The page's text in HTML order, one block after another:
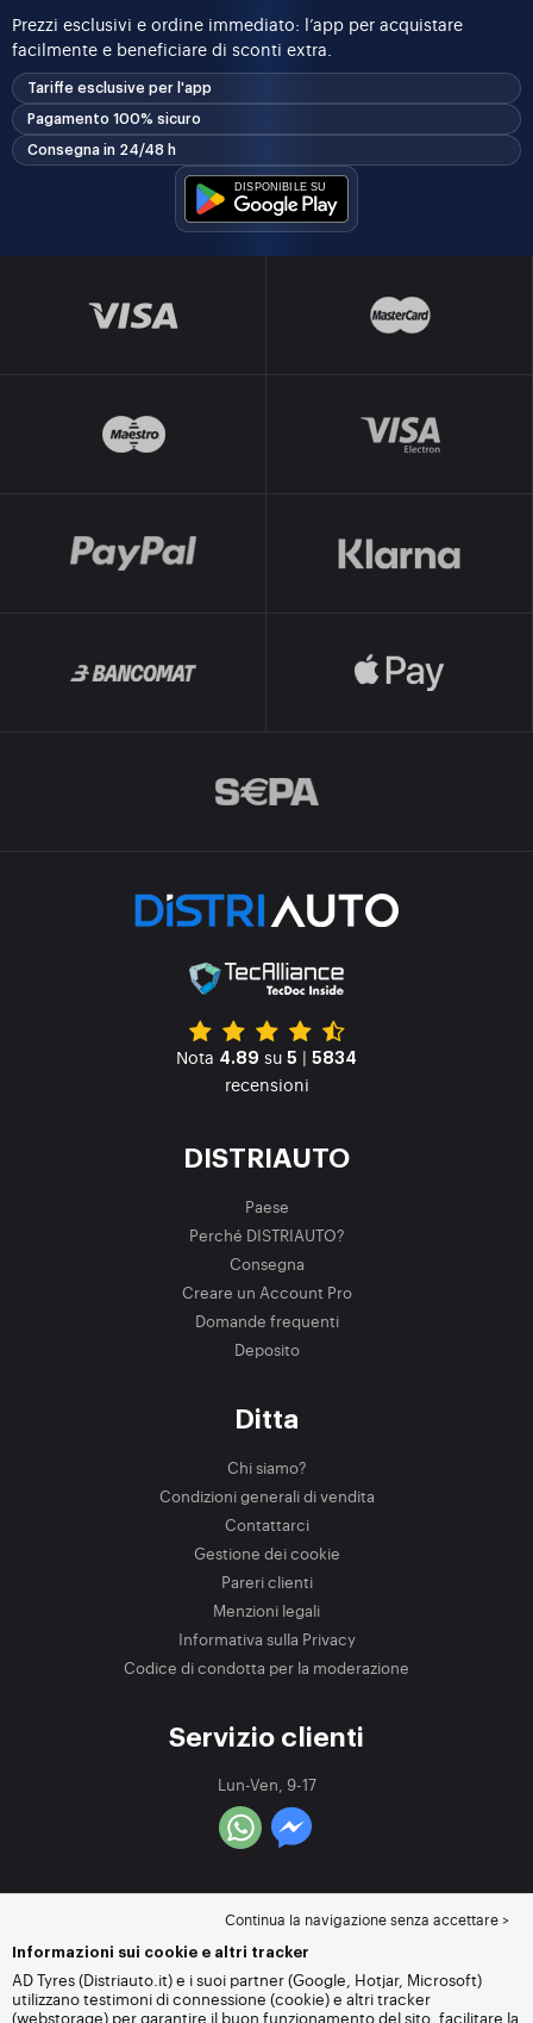
Prezzi esclusivi e ordine immediato: l’app per acquistare
facilmente e beneficiare di sconti extra.
Tariffe esclusive per l'app
Pagamento 100% sicuro
Consegna in 24/48 h
Nota 4.89 su 5 | 5834
recensioni
DISTRIAUTO
Paese
Perché DISTRIAUTO?
Consegna
Creare un Account Pro
Domande frequenti
Deposito
Ditta
Chi siamo?
Condizioni generali di vendita
Contattarci
Gestione dei cookie
Pareri clienti
Menzioni legali
Informativa sulla Privacy
Codice di condotta per la moderazione
Servizio clienti
Lun-Ven, 9-17
Continua la navigazione senza accettare >
Informazioni sui cookie e altri tracker
AD Tyres (Distriauto.it) e i suoi partner (Google, Hotjar, Microsoft)
utilizzano testimoni di connessione (cookie) e altri tracker
(webstorage) per garantire il buon funzionamento del sito, facilitare la